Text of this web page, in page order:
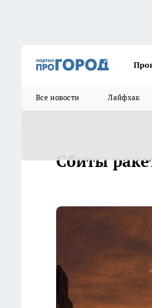
Все новости Лайфхак
Сбиты